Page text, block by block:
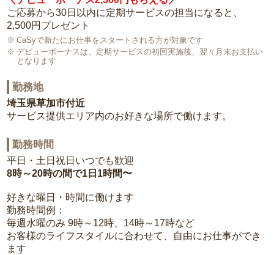
ご応募から30日以内に定期サービスの担当になると、
2,500円プレゼント
CaSyで新たにお仕事をスタートされる方が対象です
デビューボーナスは、定期サービスの初回実施後、翌々月末お支払い
となります
勤務地
埼玉県草加市付近
サービス提供エリア内のお好きな場所で働けます。
勤務時間
平日・土日祝日いつでも歓迎
8時～20時の間で1日1時間〜
好きな曜日・時間に働けます
勤務時間例：
毎週水曜のみ 9時～12時、14時～17時など
お客様のライフスタイルに合わせて、自由にお仕事ができ
ます